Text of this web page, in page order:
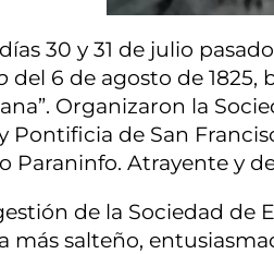
30 y 31 de julio
del 6 de agosto de 1825,
Organizaron la
Pontificia de San
Paraninfo. Atrayente y
de la Sociedad de
más salteño,